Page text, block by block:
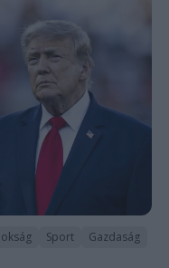
Sport
Gazdaság